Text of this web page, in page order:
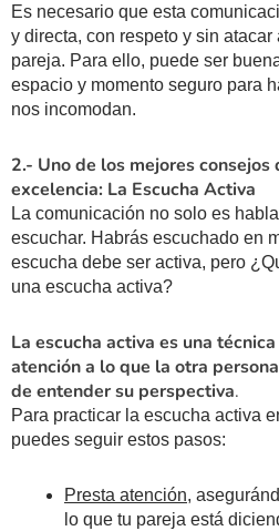
Es necesario que esta
y directa, con respeto y sin atacar
pareja. Para ello, puede ser
espacio y momento seguro para
nos incomodan.
2.- Uno de los mejores
excelencia: La Escucha Activa
La comunicación no solo es
escuchar. Habrás escuchado en
escucha debe ser activa, pero
una escucha activa?
La escucha activa es una
atención a lo que la otra
de entender su perspectiva.
Para practicar la escucha activa
puedes seguir estos pasos:
Presta atención,
lo que tu pareja está